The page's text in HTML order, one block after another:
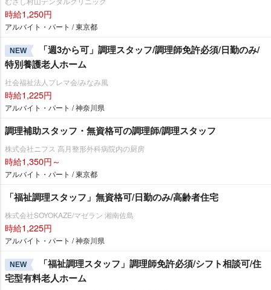
時給1,250円
アルバイト・パート / 東京都
NEW
「週3から可」調理スタッフ/調理師免許必須/日勤のみ/
特別養護老人ホーム
社会福祉法人プレマ会/みなみ風
時給1,225円
アルバイト・パート / 神奈川県
調理補助スタッフ・無資格可の調理師/調理スタッフ
株式会社ニフス 高月整形外科病院内の厨房
時給1,350円～
アルバイト・パート / 東京都
「福祉調理スタッフ」無資格可/日勤のみ/高齢者住宅
株式会社SOYOKAZE/マゼラン 湘南佐島
時給1,225円
アルバイト・パート / 神奈川県
NEW
「福祉調理スタッフ」調理師免許必須/シフト相談可/住
宅型有料老人ホーム